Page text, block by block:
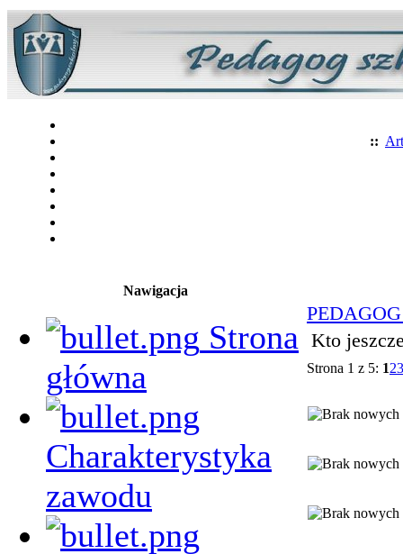
::
Nawigacja
Strona
główna
Charakterystyka
zawodu
Kto
Strona 1 z 5: 123